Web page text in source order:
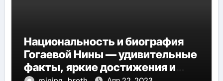
Национальность и биография
Гогаевой Нины — удивительные
факты, яркие достижения и